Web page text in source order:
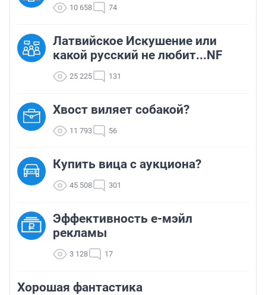
10 658 74
Латвийское Искушение или
какой русский не любит...NF
25 225 131
Хвост виляет собакой?
11 793 56
Купить вица с аукциона?
45 508 301
Эффективность е-мэйл
рекламы
3 128 17
Хорошая фантастика